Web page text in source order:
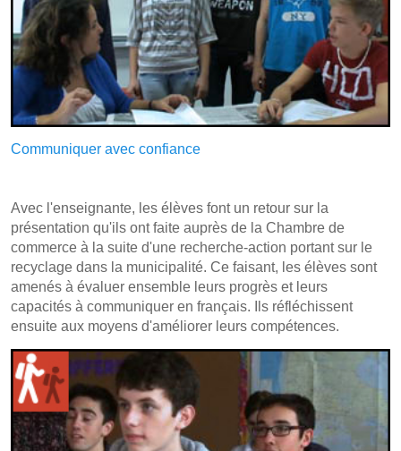
Communiquer avec confiance
Avec l'enseignante, les élèves font un retour sur la
présentation qu'ils ont faite auprès de la Chambre de
commerce à la suite d'une recherche-action portant sur le
recyclage dans la municipalité. Ce faisant, les élèves sont
amenés à évaluer ensemble leurs progrès et leurs
capacités à communiquer en français. Ils réfléchissent
ensuite aux moyens d'améliorer leurs compétences.